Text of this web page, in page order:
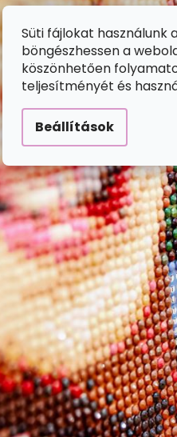
Süti fájlokat használunk
böngészhessen a
köszönhetően
teljesítményét és
Beállítások